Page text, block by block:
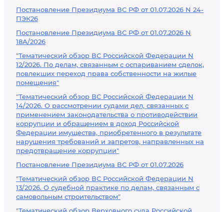
Постановление Президиума ВС РФ от 01.07.2026 N 24-
ПЭК26
Постановление Президиума ВС РФ от 01.07.2026 N
18А/2026
"Тематический обзор ВС Российской Федерации N
12/2026. По делам, связанным с оспариванием сделок,
повлекших переход права собственности на жилые
помещения"
"Тематический обзор ВС Российской Федерации N
14/2026. О рассмотрении судами дел, связанных с
применением законодательства о противодействии
коррупции и обращением в доход Российской
Федерации имущества, приобретенного в результате
нарушения требований и запретов, направленных на
предотвращение коррупции"
Постановление Президиума ВС РФ от 01.07.2026
"Тематический обзор ВС Российской Федерации N
13/2026. О судебной практике по делам, связанным с
самовольным строительством"